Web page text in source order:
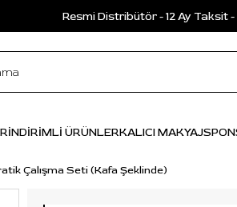
Resmi Distribütör - 12 Ay Taksit -
İNDİRİMLİ ÜRÜNLERKALICI MAKYAJ
Çalışma Seti (Kafa Şeklinde)